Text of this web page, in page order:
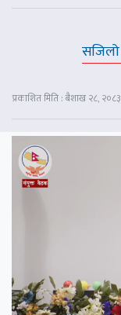
प्रकाशित मिति : बैशाख २८,